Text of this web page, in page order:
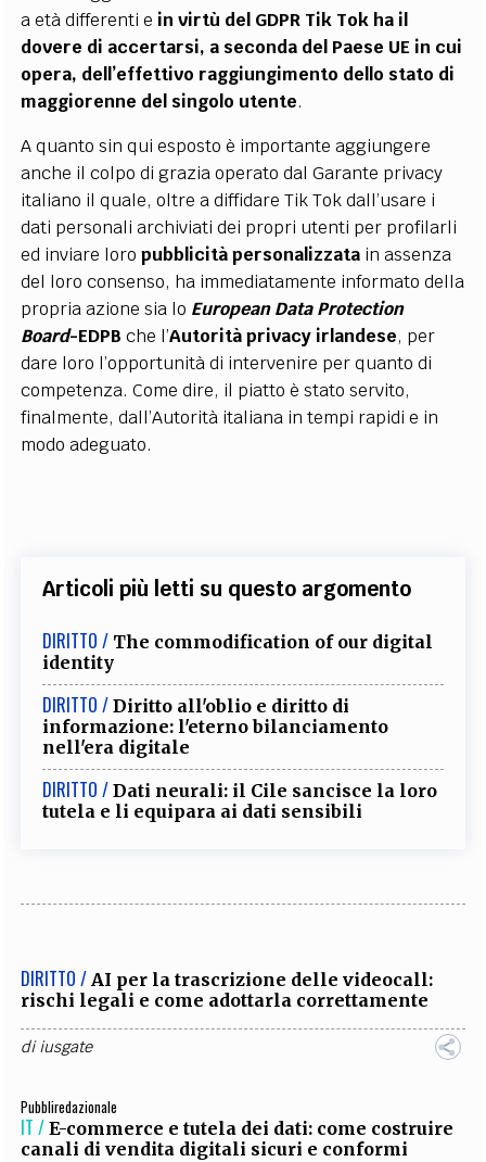
a età differenti e in virtù del GDPR Tik Tok ha il
dovere di accertarsi, a seconda del Paese UE in cui
opera, dell’effettivo raggiungimento dello stato di
maggiorenne del singolo utente.
A quanto sin qui esposto è importante aggiungere
anche il colpo di grazia operato dal Garante privacy
italiano il quale, oltre a diffidare Tik Tok dall’usare i
dati personali archiviati dei propri utenti per profilarli
ed inviare loropubblicità personalizzata in assenza
del loro consenso, ha immediatamente informato della
propria azione sia lo European Data Protection
Board-EDPB che l’Autorità privacy irlandese, per
dare loro l’opportunità di intervenire per quanto di
competenza. Come dire, il piatto è stato servito,
finalmente, dall’Autorità italiana in tempi rapidi e in
modo adeguato.
Articoli più letti su questo argomento
DIRITTO / The commodification of our digital
identity
DIRITTO / Diritto all'oblio e diritto di
informazione: l'eterno bilanciamento
nell'era digitale
DIRITTO / Dati neurali: il Cile sancisce la loro
tutela e li equipara ai dati sensibili
DIRITTO / AI per la trascrizione delle videocall:
rischi legali e come adottarla correttamente
diiusgate
Pubbliredazionale
IT / E-commerce e tutela dei dati: come costruire
canali di vendita digitali sicuri e conformi